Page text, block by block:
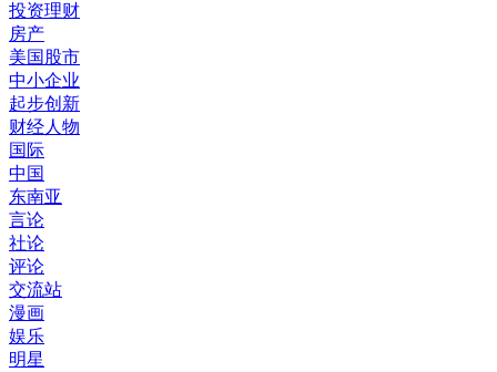
投资理财
房产
美国股市
中小企业
起步创新
财经人物
国际
中国
东南亚
言论
社论
评论
交流站
漫画
娱乐
明星